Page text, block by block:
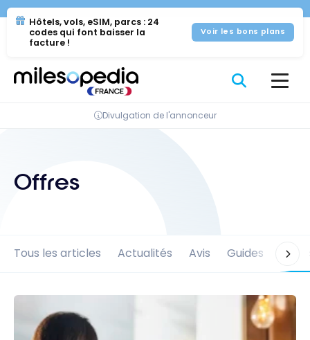
Panneau de gestion des cookies
Se
rendreHôtels, vols, eSIM, parcs : 24
codes qui font baisser la
facture !
Voir les bons plans
Divulgation de l'annonceur
Offres
Tous les articles Actualités Avis Guides